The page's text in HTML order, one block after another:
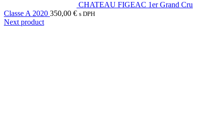
CHATEAU FIGEAC 1er Grand Cru
Classe A 2020 350,00 € s DPH
Next product